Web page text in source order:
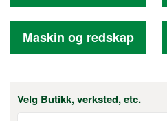
Maskin og redskap
Velg Butikk, verksted, etc.